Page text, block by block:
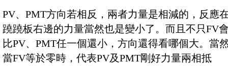
PV、PMT方向若相反，兩者力量是相減的，反應
蹺蹺板右邊的力量當然也是變小了。而且不只FV
比PV、PMT任一個還小，方向還得看哪個大。當
當FV等於零時，代表PV及PMT剛好力量兩相抵